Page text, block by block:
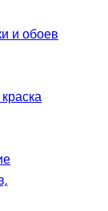
и обоев